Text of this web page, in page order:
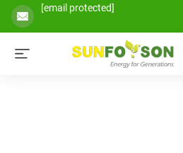
[email protected]